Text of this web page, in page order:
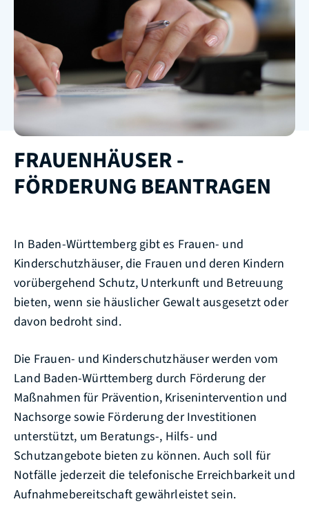
FRAUENHÄUSER -
FÖRDERUNG BEANTRAGEN
In Baden-Württemberg gibt es Frauen- und
Kinderschutzhäuser, die Frauen und deren Kindern
vorübergehend Schutz, Unterkunft und Betreuung
bieten, wenn sie häuslicher Gewalt ausgesetzt oder
davon bedroht sind.
Die Frauen- und Kinderschutzhäuser werden vom
Land Baden-Württemberg durch Förderung der
Maßnahmen für Prävention, Krisenintervention und
Nachsorge sowie Förderung der Investitionen
unterstützt, um Beratungs-, Hilfs- und
Schutzangebote bieten zu können. Auch soll für
Notfälle jederzeit die telefonische Erreichbarkeit und
Aufnahmebereitschaft gewährleistet sein.